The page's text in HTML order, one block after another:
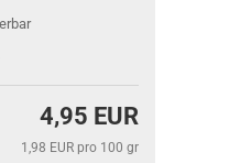
4,95 EUR
1,98 EUR pro 100 gr